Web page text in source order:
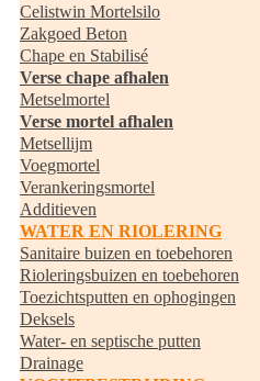
Celistwin Mortelsilo
Zakgoed Beton
Chape en Stabilisé
Verse chape afhalen
Metselmortel
Verse mortel afhalen
Metsellijm
Voegmortel
Verankeringsmortel
Additieven
WATER EN RIOLERING
Sanitaire buizen en toebehoren
Rioleringsbuizen en toebehoren
Toezichtsputten en ophogingen
Deksels
Water- en septische putten
Drainage